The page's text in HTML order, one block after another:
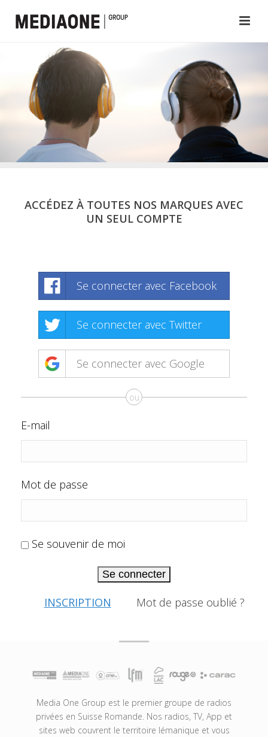
ACCÉDEZ À TOUTES NOS MARQUES AVEC
UN SEUL COMPTE
Se connecter avec Facebook
Se connecter avec Twitter
Se connecter avec Google
ou
E-mail
Mot de passe
Se souvenir de moi
Se connecter
INSCRIPTION Mot de passe oublié ?
Media One Group est le premier groupe de radios
privées en Suisse Romande. Nos radios, TV, App et
sites web couvrent le territoire lémanique et vous